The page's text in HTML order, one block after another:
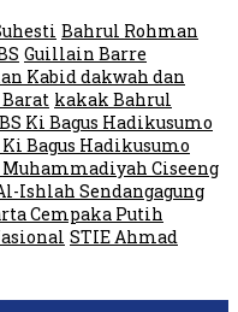
Bahrul Rohman
Guillain Barre
Kabid dakwah dan
kakak Bahrul
Ki Bagus Hadikusumo
Bagus Hadikusumo
Ciseeng
Ishlah Sendangagung
Cempaka Putih
STIE Ahmad